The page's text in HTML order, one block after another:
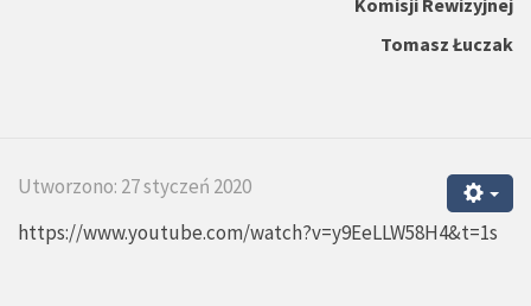
Komisji Rewizyjnej
Tomasz Łuczak
Utworzono: 27 styczeń 2020
https://www.youtube.com/watch?v=y9EeLLW58H4&t=1s